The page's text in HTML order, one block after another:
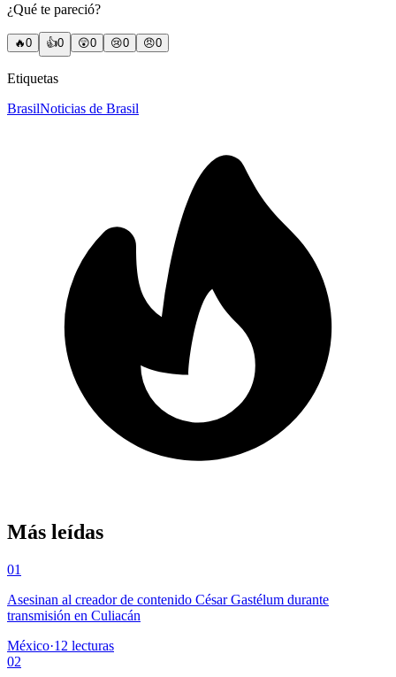
¿Qué te pareció?
🔥0 👍0 😲0 😢0 😠0
Etiquetas
BrasilNoticias de Brasil
Más leídas
01
Asesinan al creador de contenido César Gastélum durante
transmisión en Culiacán
México·12 lecturas
02